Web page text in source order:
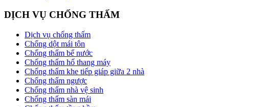
DỊCH VỤ CHỐNG THẤM
Dịch vụ chống thấm
Chống dột mái tôn
Chống thấm bể nước
Chống thấm hố thang máy
Chống thấm khe tiếp giáp giữa 2 nhà
Chống thấm ngược
Chống thấm nhà vệ sinh
Chống thấm sàn mái